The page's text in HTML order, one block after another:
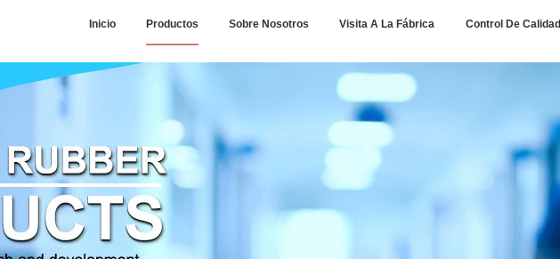
Inicio Productos Sobre Nosotros Visita A La Fábrica Control De Calidad